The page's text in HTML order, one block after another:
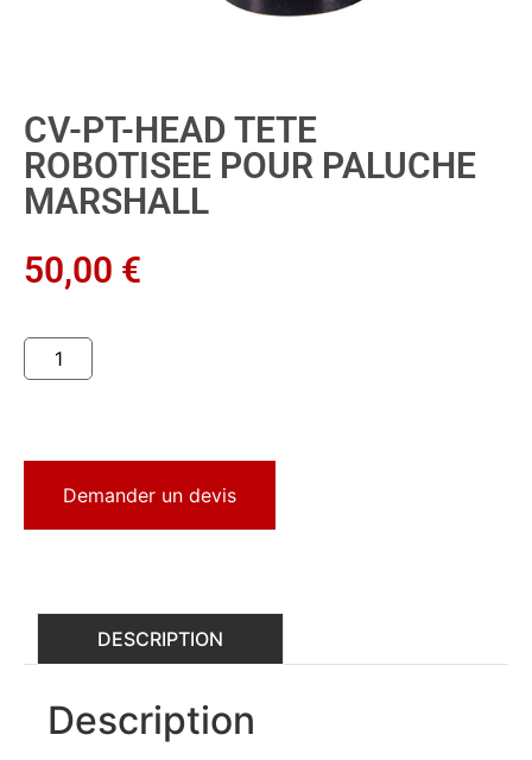
CV-PT-HEAD TETE
ROBOTISEE POUR PALUCHE
MARSHALL
50,00 €
Demander un devis
DESCRIPTION
Description